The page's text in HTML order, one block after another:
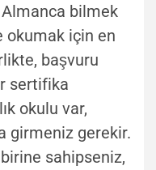
bilmek
okumak için en
başvuru
sertifika
okulu var,
girmeniz gerekir.
sahipseniz,